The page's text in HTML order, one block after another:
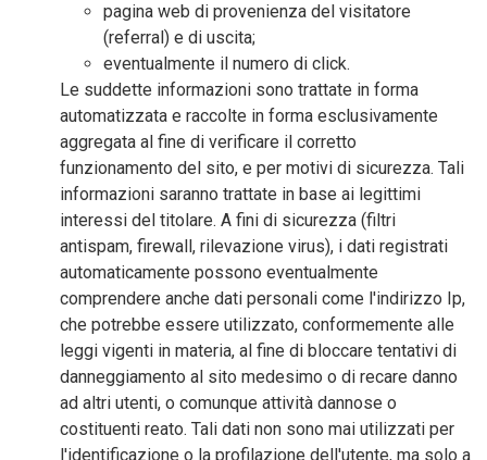
pagina web di provenienza del visitatore
(referral) e di uscita;
eventualmente il numero di click.
Le suddette informazioni sono trattate in forma
automatizzata e raccolte in forma esclusivamente
aggregata al fine di verificare il corretto
funzionamento del sito, e per motivi di sicurezza. Tali
informazioni saranno trattate in base ai legittimi
interessi del titolare. A fini di sicurezza (filtri
antispam, firewall, rilevazione virus), i dati registrati
automaticamente possono eventualmente
comprendere anche dati personali come l'indirizzo Ip,
che potrebbe essere utilizzato, conformemente alle
leggi vigenti in materia, al fine di bloccare tentativi di
danneggiamento al sito medesimo o di recare danno
ad altri utenti, o comunque attività dannose o
costituenti reato. Tali dati non sono mai utilizzati per
l'identificazione o la profilazione dell'utente, ma solo a